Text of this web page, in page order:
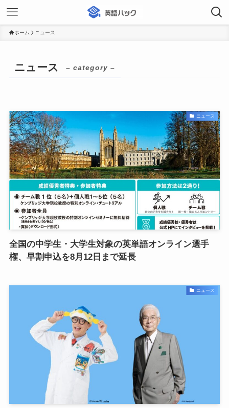
ホーム ニュース
ニュース – category –
ニュース
全国の中学生・大学生対象の英単語オンライン選手
権、早割申込を8月12日まで延長
ニュース